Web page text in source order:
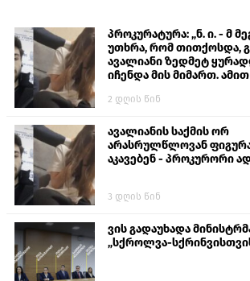
პროკურატურა: „ნ. ი. - მ
უთხრა, რომ თითქოსდა,
ავალიანი ზედმეტ
იჩენდა მის მიმართ. ამით
თავს დასხმოდა გიგა
2 დღის წინ
ავალიანის საქმის ორ
არასრულწლოვან
აკავებენ - პროკურორი
3 დღის წინ
ვის გადაუხადა
„სქროლვა-